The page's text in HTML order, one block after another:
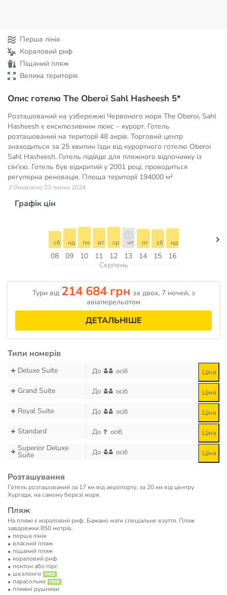
Перша лінія
Кораловий риф
Піщаний пляж
Велика територія
Опис готелю The Oberoi Sahl Hasheesh 5*
Розташований на узбережжі Червоного моря The Oberoi, Sahl
Hasheesh є ексклюзивним люкс – курорт. Готель
розташований на території 48 акрів. Торговий центр
знаходиться за 25 хвилин їзди від курортного готелю Oberoi
Sahl Hasheesh. Готель підійде для пляжного відпочинку із
сім'єю. Готель був відкритий у 2001 році, проводиться
регулярна реновація. Площа території 194000 м²
// Оновлено 23 липня 2024
Графік цін
08
сб
09
нд
10
пн
11
вт
12
ср
13
чт
14
пт
15
сб
16
нд
Серпень
Тури від 214 684 грн за двох, 7 ночей, з
авіаперельотом
ДЕТАЛЬНІШЕ
Типи номерів
Deluxe Suite До осіб Ціна
Grand Suite До осіб Ціна
Royal Suite До осіб Ціна
Standard До осіб Ціна
Superior Deluxe
Suite До осіб Ціна
Розташування
Готель розташований за 17 км від аеропорту, за 20 км від центру
Хургади, на самому березі моря.
Пляж
На пляжі є кораловий риф. Бажано мати спеціальне взуття. Пляж
завдовжки 850 метрів.
перша лінія
власний пляж
піщаний пляж
кораловий риф
понтон або пірс
шезлонги
парасольки
пляжні рушники